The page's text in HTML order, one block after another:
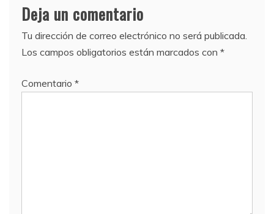
Deja un comentario
Tu dirección de correo electrónico no será publicada.
Los campos obligatorios están marcados con *
Comentario *